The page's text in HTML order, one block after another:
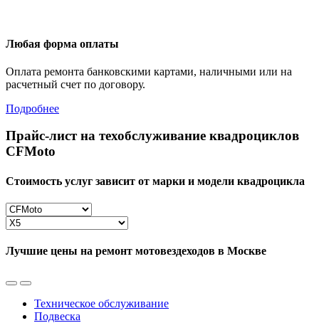
Любая форма оплаты
Оплата ремонта банковскими картами, наличными или на
расчетный счет по договору.
Подробнее
Прайс-лист на техобслуживание квадроциклов
CFMoto
Стоимость услуг зависит от марки и модели квадроцикла
Лучшие цены на ремонт мотовездеходов в Москве
Техническое обслуживание
Подвеска